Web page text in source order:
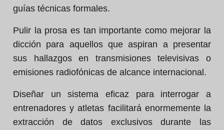
guías técnicas formales.
Pulir la prosa es tan importante como mejorar la
dicción para aquellos que aspiran a presentar
sus hallazgos en transmisiones televisivas o
emisiones radiofónicas de alcance internacional.
Diseñar un sistema eficaz para interrogar a
entrenadores y atletas facilitará enormemente la
extracción de datos exclusivos durante las